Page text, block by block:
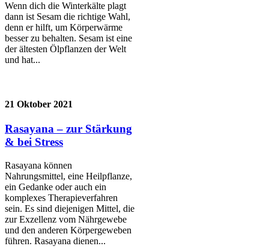
Wenn dich die Winterkälte plagt
dann ist Sesam die richtige Wahl,
denn er hilft, um Körperwärme
besser zu behalten. Sesam ist eine
der ältesten Ölpflanzen der Welt
und hat...
21 Oktober 2021
Rasayana – zur Stärkung
& bei Stress
Rasayana können
Nahrungsmittel, eine Heilpflanze,
ein Gedanke oder auch ein
komplexes Therapieverfahren
sein. Es sind diejenigen Mittel, die
zur Exzellenz vom Nährgewebe
und den anderen Körpergeweben
führen. Rasayana dienen...